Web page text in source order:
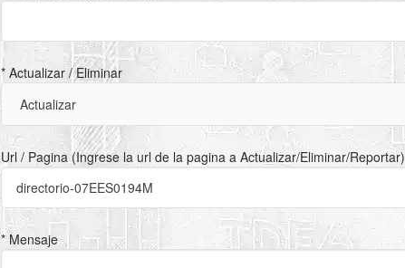
* Actualizar / Eliminar
Url / Pagina (Ingrese la url de la pagina a Actualizar/Eliminar/Reportar)
* Mensaje